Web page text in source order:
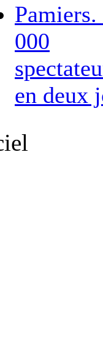
Pamiers.
000
en deux